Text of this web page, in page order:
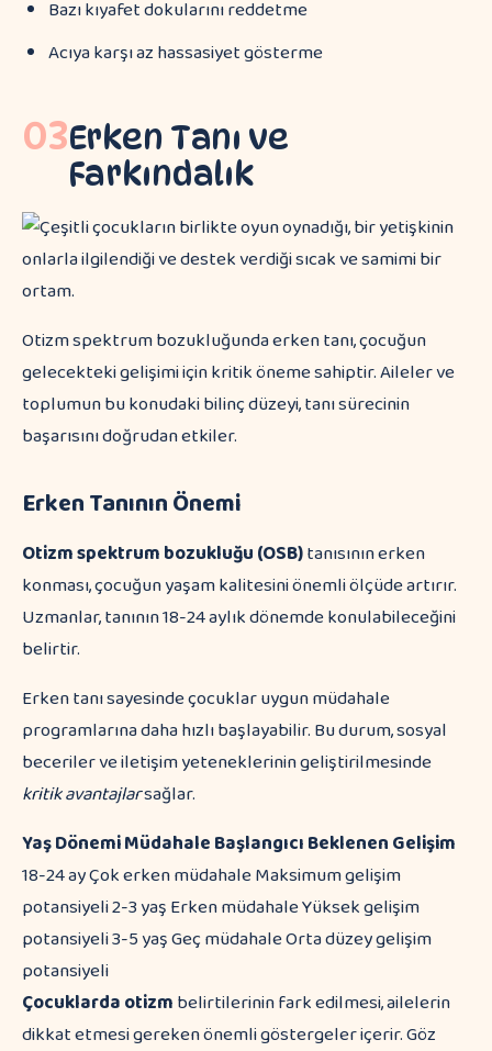
Bazı kıyafet dokularını reddetme
Acıya karşı az hassasiyet gösterme
03Erken Tanı ve
Farkındalık
Otizm spektrum bozukluğunda erken tanı, çocuğun
gelecekteki gelişimi için kritik öneme sahiptir. Aileler ve
toplumun bu konudaki bilinç düzeyi, tanı sürecinin
başarısını doğrudan etkiler.
Erken Tanının Önemi
Otizm spektrum bozukluğu (OSB)tanısının erken
konması, çocuğun yaşam kalitesini önemli ölçüde artırır.
Uzmanlar, tanının 18-24 aylık dönemde konulabileceğini
belirtir.
Erken tanı sayesinde çocuklar uygun müdahale
programlarına daha hızlı başlayabilir. Bu durum, sosyal
beceriler ve iletişim yeteneklerinin geliştirilmesinde
kritik avantajlarsağlar.
Yaş DönemiMüdahale BaşlangıcıBeklenen Gelişim
18-24 ay Çok erken müdahale Maksimum gelişim
potansiyeli 2-3 yaş Erken müdahale Yüksek gelişim
potansiyeli 3-5 yaş Geç müdahale Orta düzey gelişim
potansiyeli
Çocuklarda otizmbelirtilerinin fark edilmesi, ailelerin
dikkat etmesi gereken önemli göstergeler içerir. Göz